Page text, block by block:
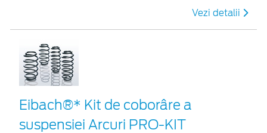
Vezi detalii
Eibach®* Kit de coborâre a
suspensiei Arcuri PRO-KIT